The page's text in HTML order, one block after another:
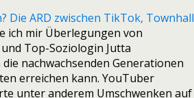
Die ARD zwischen TikTok, Townhall
ich mir Überlegungen von
Top-Soziologin Jutta
nachwachsenden Generationen
erreichen kann. YouTuber
unter anderem Umschwenken auf